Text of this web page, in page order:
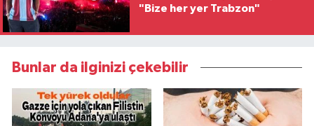
"Bize her yer Trabzon"
Bunlar da ilginizi çekebilir